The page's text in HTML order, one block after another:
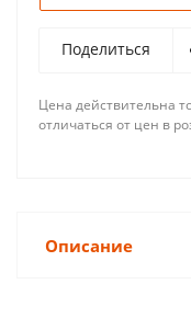
Поделиться
Цена действительна
отличаться от цен в
Описание